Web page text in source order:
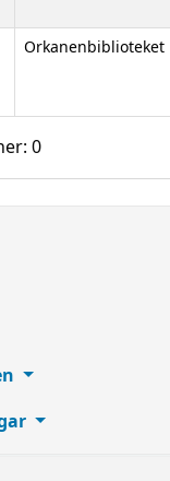
Orkanenbiblioteket
0